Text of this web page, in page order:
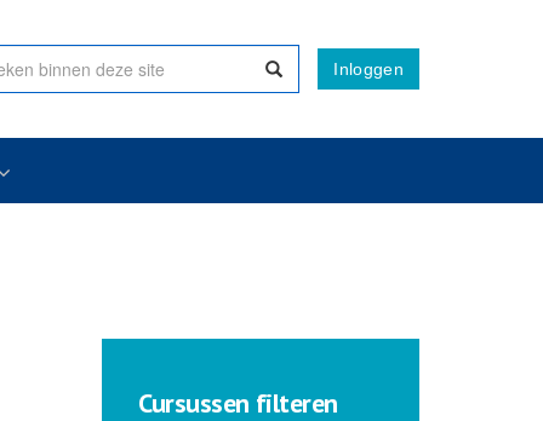
Inloggen
Cursussen filteren